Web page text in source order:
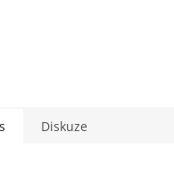
Diskuze